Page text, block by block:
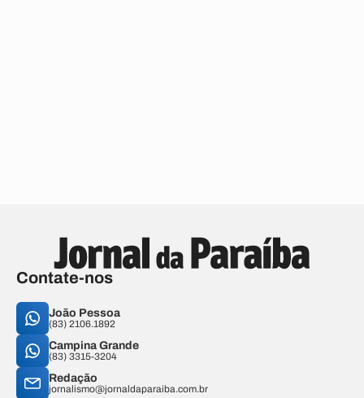
Contate-nos
João Pessoa
(83) 2106.1892
Campina Grande
(83) 3315-3204
Redação
jornalismo@jornaldaparaiba.com.br